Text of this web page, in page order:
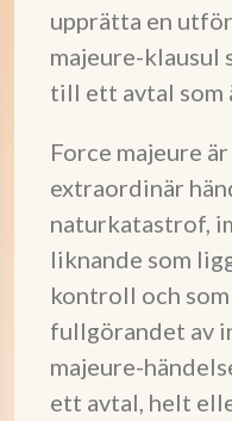
upprätta en
majeure-klausul
till ett avtal som
Force majeure
extraordinär
naturkatastrof,
liknande som
kontroll och
fullgörandet av
majeure-
ett avtal, helt